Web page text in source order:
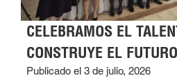
CELEBRAMOS EL
CONSTRUYE EL FUTURO
Publicado el 3 de julio, 2026